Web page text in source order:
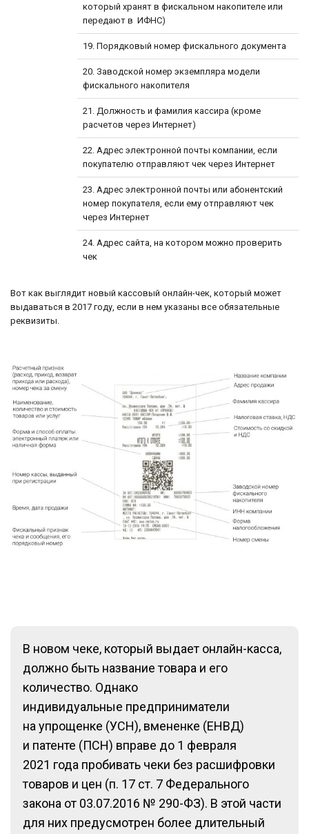
который хранят в фискальном накопителе или
передают в ИФНС)
19. Порядковый номер фискального документа
20. Заводской номер экземпляра модели
фискального накопителя
21. Должность и фамилия кассира (кроме
расчетов через Интернет)
22. Адрес электронной почты компании, если
покупателю отправляют чек через Интернет
23. Адрес электронной почты или абонентский
номер покупателя, если ему отправляют чек
через Интернет
24. Адрес сайта, на котором можно проверить
чек
Вот как выглядит новый кассовый онлайн-чек, который может
выдаваться в 2017 году, если в нем указаны все обязательные
реквизиты.
В новом чеке, который выдает онлайн-касса,
должно быть название товара и его
количество. Однако
индивидуальные предприниматели
на упрощенке (УСН), вмененке (ЕНВД)
и патенте (ПСН) вправе до 1 февраля
2021 года пробивать чеки без расшифровки
товаров и цен (п. 17 ст. 7 Федерального
закона от 03.07.2016 № 290-ФЗ). В этой части
для них предусмотрен более длительный